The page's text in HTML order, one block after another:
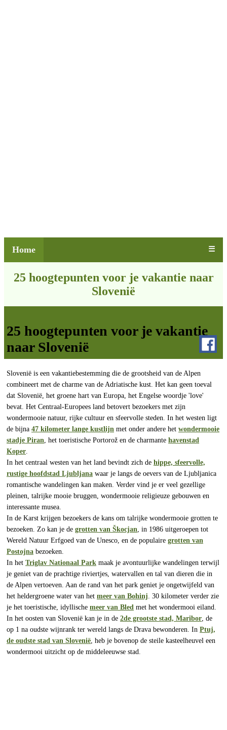
Home ☰
25 hoogtepunten voor je vakantie naar
Slovenië
25 hoogtepunten voor je vakantie
naar Slovenië
Slovenië is een vakantiebestemming die de grootsheid van de Alpen
combineert met de charme van de Adriatische kust. Het kan geen toeval
dat Slovenië, het groene hart van Europa, het Engelse woordje 'love'
bevat. Het Centraal-Europees land betovert bezoekers met zijn
wondermooie natuur, rijke cultuur en sfeervolle steden. In het westen ligt
de bijna 47 kilometer lange kustlijn met onder andere het wondermooie
stadje Piran , het toeristische Portorož en de charmante havenstad
Koper
In het centraal westen van het land bevindt zich de hippe, sfeervolle,
rustige hoofdstad Ljubljana waar je langs de oevers van de Ljubljanica
romantische wandelingen kan maken. Verder vind je er veel gezellige
pleinen, talrijke mooie bruggen, wondermooie religieuze gebouwen en
interessante musea.
In de Karst krijgen bezoekers de kans om talrijke wondermooie grotten te
bezoeken. Zo kan je de grotten van Škocjan , in 1986 uitgeroepen tot
Wereld Natuur Erfgoed van de Unesco, en de populaire grotten van
Postojna bezoeken.
In het Triglav Nationaal Park maak je avontuurlijke wandelingen terwijl
je geniet van de prachtige riviertjes, watervallen en tal van dieren die in
de Alpen vertoeven. Aan de rand van het park geniet je ongetwijfeld van
het heldergroene water van het meer van Bohinj . 30 kilometer verder zie
je het toeristische, idyllische meer van Bled met het wondermooi eiland.
In het oosten van Slovenië kan je in de 2de grootste stad, Maribor , de
op 1 na oudste wijnrank ter wereld langs de Drava bewonderen. In Ptuj,
de oudste stad van Slovenië , heb je bovenop de steile kasteelheuvel een
wondermooi uitzicht op de middeleeuwse stad.